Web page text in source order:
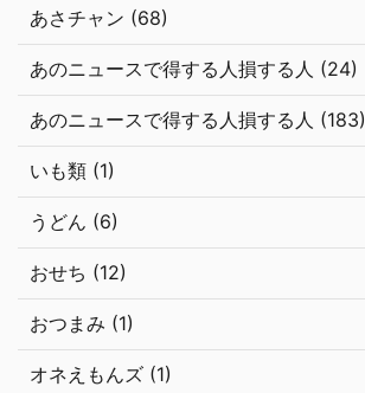
あさチャン (68)
あのニュースで得する人損する人 (24)
あのニュースで得する人損する人 (183)
いも類 (1)
うどん (6)
おせち (12)
おつまみ (1)
オネえもんズ (1)